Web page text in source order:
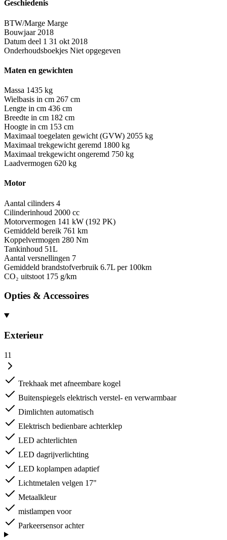
Geschiedenis
BTW/Marge Marge
Bouwjaar 2018
Datum deel 1 31 okt 2018
Onderhoudsboekjes Niet opgegeven
Maten en gewichten
Massa 1435 kg
Wielbasis in cm 267 cm
Lengte in cm 436 cm
Breedte in cm 182 cm
Hoogte in cm 153 cm
Maximaal toegelaten gewicht (GVW) 2055 kg
Maximaal trekgewicht geremd 1800 kg
Maximaal trekgewicht ongeremd 750 kg
Laadvermogen 620 kg
Motor
Aantal cilinders 4
Cilinderinhoud 2000 cc
Motorvermogen 141 kW (192 PK)
Gemiddeld bereik 761 km
Koppelvermogen 280 Nm
Tankinhoud 51L
Aantal versnellingen 7
Gemiddeld brandstofverbruik 6.7L per 100km
CO₂ uitstoot 175 g/km
Opties & Accessoires
Exterieur
11
Trekhaak met afneembare kogel
Buitenspiegels elektrisch verstel- en verwarmbaar
Dimlichten automatisch
Elektrisch bedienbare achterklep
LED achterlichten
LED dagrijverlichting
LED koplampen adaptief
Lichtmetalen velgen 17"
Metaalkleur
mistlampen voor
Parkeersensor achter